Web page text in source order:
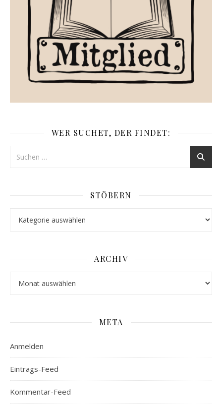
WER SUCHET, DER FINDET:
STÖBERN
ARCHIV
META
Anmelden
Eintrags-Feed
Kommentar-Feed